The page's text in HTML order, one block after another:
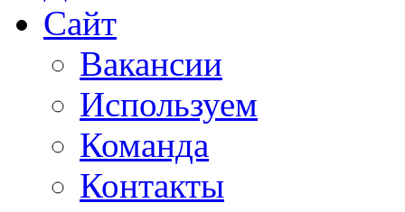
Сайт
Вакансии
Используем
Команда
Контакты